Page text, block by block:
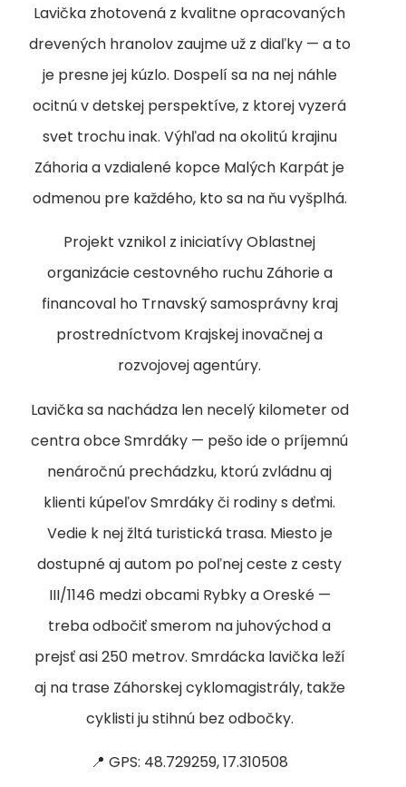
Lavička zhotovená z kvalitne opracovaných
drevených hranolov zaujme už z diaľky — a to
je presne jej kúzlo. Dospelí sa na nej náhle
ocitnú v detskej perspektíve, z ktorej vyzerá
svet trochu inak. Výhľad na okolitú krajinu
Záhoria a vzdialené kopce Malých Karpát je
odmenou pre každého, kto sa na ňu vyšplhá.
Projekt vznikol z iniciatívy Oblastnej
organizácie cestovného ruchu Záhorie a
financoval ho Trnavský samosprávny kraj
prostredníctvom Krajskej inovačnej a
rozvojovej agentúry.
Lavička sa nachádza len necelý kilometer od
centra obce Smrdáky — pešo ide o príjemnú
nenáročnú prechádzku, ktorú zvládnu aj
klienti kúpeľov Smrdáky či rodiny s deťmi.
Vedie k nej žltá turistická trasa. Miesto je
dostupné aj autom po poľnej ceste z cesty
III/1146 medzi obcami Rybky a Oreské —
treba odbočiť smerom na juhovýchod a
prejsť asi 250 metrov. Smrdácka lavička leží
aj na trase Záhorskej cyklomagistrály, takže
cyklisti ju stihnú bez odbočky.
📍 GPS: 48.729259, 17.310508